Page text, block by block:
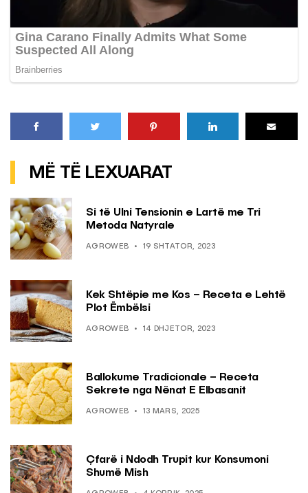
MË TË LEXUARAT
Si të Ulni Tensionin e Lartë me Tri
Metoda Natyrale
AGROWEB 19 SHTATOR, 2023
Kek Shtëpie me Kos – Receta e Lehtë
Plot Ëmbëlsi
AGROWEB 14 DHJETOR, 2023
Ballokume Tradicionale – Receta
Sekrete nga Nënat E Elbasanit
AGROWEB 13 MARS, 2025
Çfarë i Ndodh Trupit kur Konsumoni
Shumë Mish